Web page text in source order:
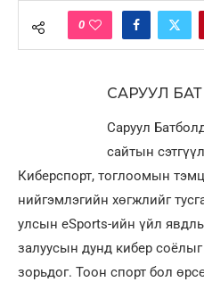
0
САРУУЛ
Саруул
сайтын
Киберспорт, тоглоомын
нийгэмлэгийн хөгжлийг
улсын eSports-ийн үйл
залуусын дунд кибер соёлыг
зорьдог. Тоон спорт бол